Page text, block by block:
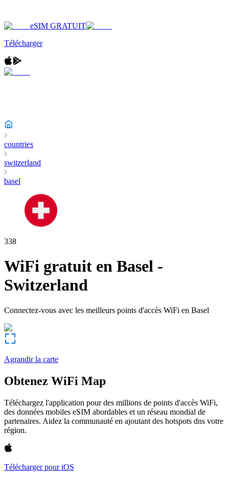
eSIM GRATUIT
Télécharger
countries
switzerland
basel
338
WiFi gratuit en Basel -
Switzerland
Connectez-vous avec les meilleurs points d'accès WiFi en Basel
Agrandir la carte
Obtenez WiFi Map
Téléchargez l'application pour des millions de points d'accès WiFi,
des données mobiles eSIM abordables et un réseau mondial de
partenaires. Aidez la communauté en ajoutant des hotspots dns votre
région.
Télécharger pour iOS